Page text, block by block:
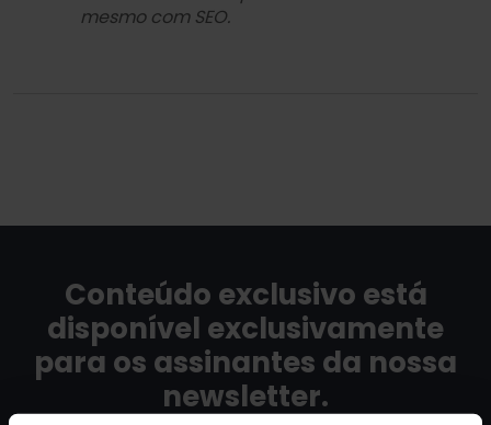
mesmo com SEO.
Conteúdo exclusivo está
disponível exclusivamente
para os assinantes da nossa
newsletter.